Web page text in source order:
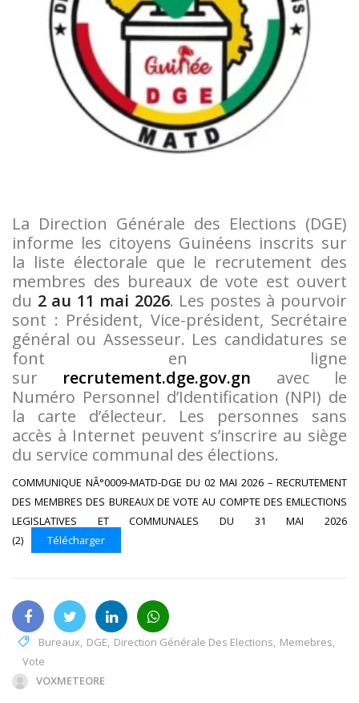
La Direction Générale des Elections (DGE)
informe les citoyens Guinéens inscrits sur
la liste électorale que le recrutement des
membres des bureaux de vote est ouvert
du 2 au 11 mai 2026. Les postes à pourvoir
sont : Président, Vice-président, Secrétaire
général ou Assesseur. Les candidatures se
font en ligne
sur recrutement.dge.gov.gn avec le
Numéro Personnel d’Identification (NPI) de
la carte d’électeur. Les personnes sans
accès à Internet peuvent s’inscrire au siège
du service communal des élections.
COMMUNIQUE NÂ°0009-MATD-DGE DU 02 MAI 2026 – RECRUTEMENT
DES MEMBRES DES BUREAUX DE VOTE AU COMPTE DES EMLECTIONS
LEGISLATIVES ET COMMUNALES DU 31 MAI 2026
(2)
Télécharger
Bureaux, DGE, Direction Générale Des Elections, Memebres,
Vote
VOXMETEORE